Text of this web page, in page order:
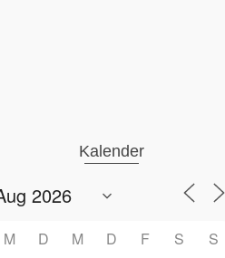
Kalender
M D M D F S
S